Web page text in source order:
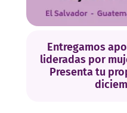
Entregamos
lideradas por
Presenta tu